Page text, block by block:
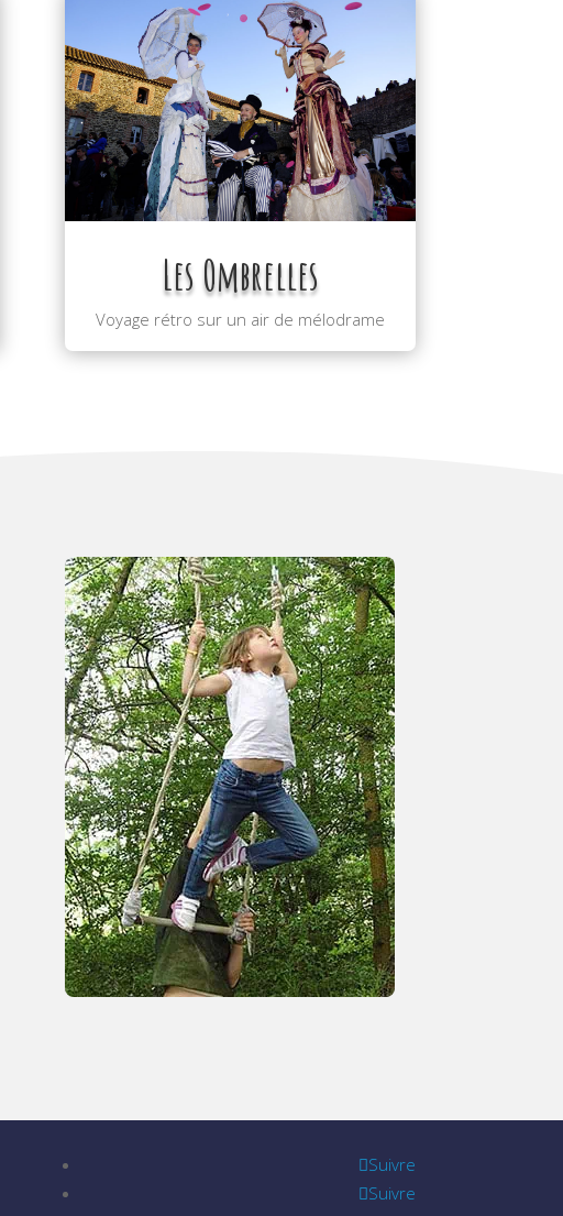
Les Ombrelles
Voyage rétro sur un air de mélodrame
Suivre
Suivre